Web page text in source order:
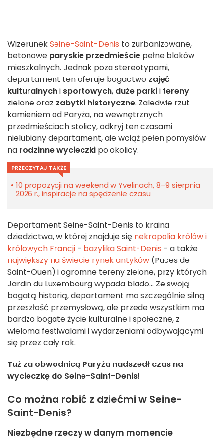
WizerunekSeine-Saint-Denis to zurbanizowane,
betonowe paryskie przedmieście pełne bloków
mieszkalnych. Jednak poza stereotypami,
departament ten oferuje bogactwo zajęć
kulturalnychi sportowych, duże parkii tereny
zielone oraz zabytki historyczne. Zaledwie rzut
kamieniem od Paryża, na wewnętrznych
przedmieściach stolicy, odkryj ten czasami
nielubiany departament, ale wciąż pełen pomysłów
na rodzinne wycieczki po okolicy.
PRZECZYTAJ TAKŻE
10 propozycji na weekend w Yvelinach, 8–9 sierpnia
2026 r., inspiracje na spędzenie czasu
Departament Seine-Saint-Denis to kraina
dziedzictwa, w której znajduje się nekropolia królów i
królowych Francji - bazylika Saint-Denis - a także
największy na świecie rynek antyków (Puces de
Saint-Ouen) i ogromne tereny zielone, przy których
Jardin du Luxembourg wypada blado... Ze swoją
bogatą historią, departament ma szczególnie silną
przeszłość przemysłową, ale przede wszystkim ma
bardzo bogate życie kulturalne i społeczne, z
wieloma festiwalami i wydarzeniami odbywającymi
się przez cały rok.
Tuż za obwodnicą Paryża nadszedł czas na
wycieczkę do Seine-Saint-Denis!
Co można robić z dziećmi w Seine-
Saint-Denis?
Niezbędne rzeczy w danym momencie